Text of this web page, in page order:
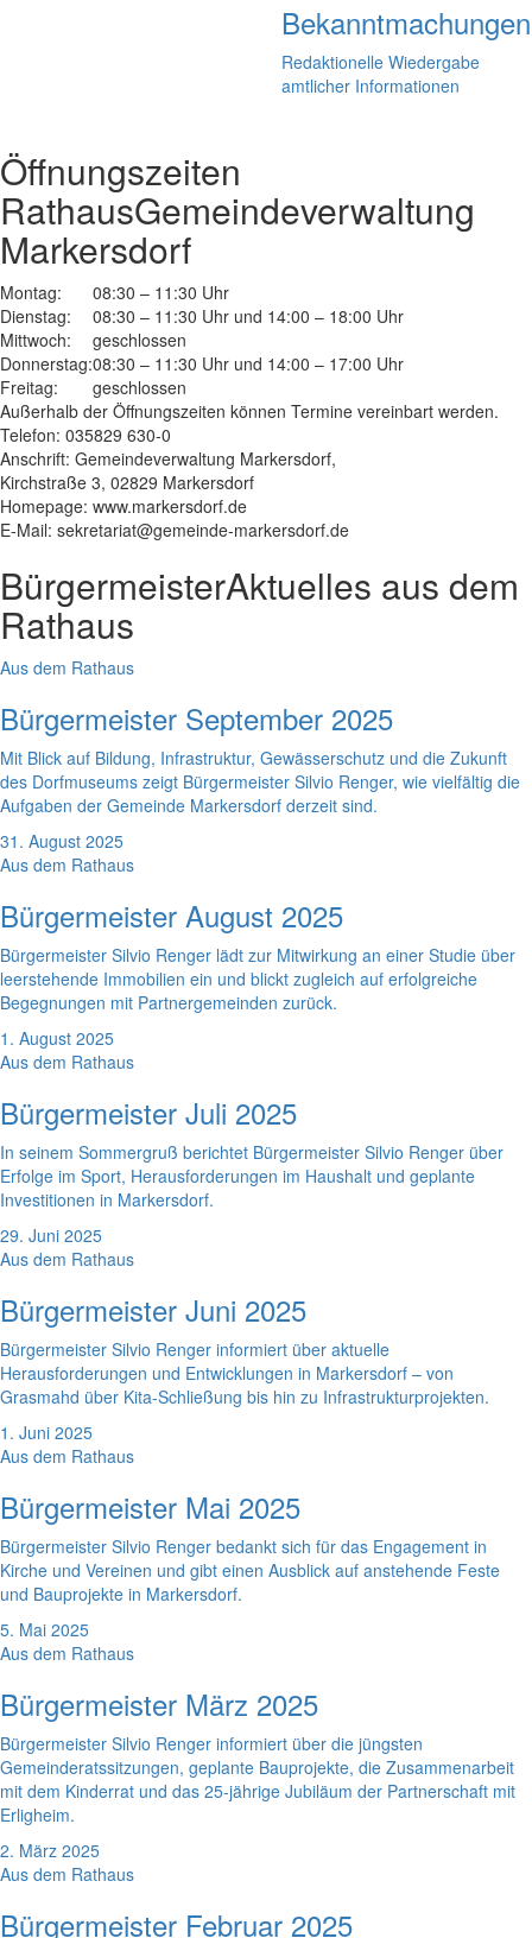
Bekanntmachungen
Redaktionelle Wiedergabe
amtlicher Informationen
Öffnungszeiten
RathausGemeindeverwaltung
Markersdorf
Montag:
08:30 – 11:30 Uhr
Dienstag:
08:30 – 11:30 Uhr und 14:00 – 18:00 Uhr
Mittwoch:
geschlossen
Donnerstag:08:30 – 11:30 Uhr und 14:00 – 17:00 Uhr
Freitag:
geschlossen
Außerhalb der Öffnungszeiten können Termine vereinbart werden.
Telefon: 035829 630-0
Anschrift: Gemeindeverwaltung Markersdorf,
Kirchstraße 3, 02829 Markersdorf
Homepage: www.markersdorf.de
E-Mail: sekretariat@gemeinde-markersdorf.de
BürgermeisterAktuelles aus dem
Rathaus
Aus dem Rathaus
Bürgermeister September 2025
Mit Blick auf Bildung, Infrastruktur, Gewässerschutz und die Zukunft
des Dorfmuseums zeigt Bürgermeister Silvio Renger, wie vielfältig die
Aufgaben der Gemeinde Markersdorf derzeit sind.
31. August 2025
Aus dem Rathaus
Bürgermeister August 2025
Bürgermeister Silvio Renger lädt zur Mitwirkung an einer Studie über
leerstehende Immobilien ein und blickt zugleich auf erfolgreiche
Begegnungen mit Partnergemeinden zurück.
1. August 2025
Aus dem Rathaus
Bürgermeister Juli 2025
In seinem Sommergruß berichtet Bürgermeister Silvio Renger über
Erfolge im Sport, Herausforderungen im Haushalt und geplante
Investitionen in Markersdorf.
29. Juni 2025
Aus dem Rathaus
Bürgermeister Juni 2025
Bürgermeister Silvio Renger informiert über aktuelle
Herausforderungen und Entwicklungen in Markersdorf – von
Grasmahd über Kita-Schließung bis hin zu Infrastrukturprojekten.
1. Juni 2025
Aus dem Rathaus
Bürgermeister Mai 2025
Bürgermeister Silvio Renger bedankt sich für das Engagement in
Kirche und Vereinen und gibt einen Ausblick auf anstehende Feste
und Bauprojekte in Markersdorf.
5. Mai 2025
Aus dem Rathaus
Bürgermeister März 2025
Bürgermeister Silvio Renger informiert über die jüngsten
Gemeinderatssitzungen, geplante Bauprojekte, die Zusammenarbeit
mit dem Kinderrat und das 25-jährige Jubiläum der Partnerschaft mit
Erligheim.
2. März 2025
Aus dem Rathaus
Bürgermeister Februar 2025